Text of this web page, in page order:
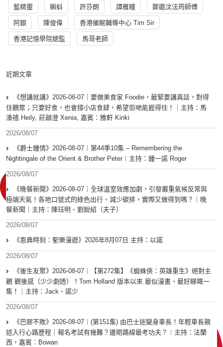
藍精靈 蝌蚪 許莎朗 譚雁瞳 鄭遨汶法筠師傅
阿銀 陳俊偉 香港催眠輔導中心 Tim Sir
香港記憶學院總監 馬哥老師
近期文章
《想講就講》2026-08-07｜要做美食家 Foodie，最緊要講真話，對得
住觀眾；只要好食，也會撐小店食肆，希望佢哋能捱得住！｜主持：馬
溱禧 Heily, 莊韻澄 Xenia, 嘉賓：雅軒 Kinki
2026/08/07
《爵士鍾情》2026-08-07︱第44季10集 – Remembering the
Nightingale of the Orient & Brother Peter︱主持：鍾一諾 Roger
2026/08/07
《晚餐新聞》2026-08-07｜全球溫室效應加劇，引發嚴重氣候反常與
極端天氣！各地口號式的綠色出行、減少碳排，實際又做得到嗎？｜晚
餐新聞｜主持：陳珏明、劉銳紹（夫子）
2026/08/07
《恩典時刻：聖樂漫遊》2026年8月07日 主持：以諾
2026/08/07
《後生友聚》2026-08-07︱【第272集】《蜘蛛俠：英雄重生》絕對主
觀 觀後感（少少劇透）！Tom Holland 版本以來 最似漫畫、最好睇嘅一
集！｜主持：Jack、諾少
2026/08/07
《巴膠不敗》2026-08-07︱(第151集) 由巴士迷變身車長！年輕車長親
述入行心路歷程｜報名考試有幾難？邊啲路線最考功夫？︱主持：法蘭
西，嘉賓︰Bowan